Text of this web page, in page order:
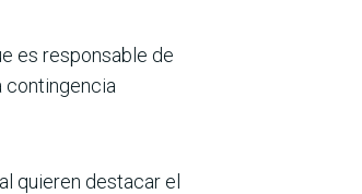
es responsable de
contingencia
quieren destacar el